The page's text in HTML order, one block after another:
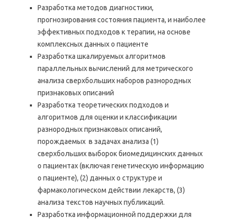
Разработка методов диагностики,
прогнозирования состояния пациента, и наиболее
эффективных подходов к терапии, на основе
комплексных данных о пациенте
Разработка шкалируемых алгоритмов
параллельных вычислений для метрического
анализа сверхбольших наборов разнородных
признаковых описаний
Разработка теоретических подходов и
алгоритмов для оценки и классификации
разнородных признаковых описаний,
порождаемых в задачах анализа (1)
сверхбольших выборок биомедицинских данных
о пациентах (включая генетическую информацию
о пациенте), (2) данных о структуре и
фармакологическом действии лекарств, (3)
анализа текстов научных публикаций.
Разработка информационной поддержки для